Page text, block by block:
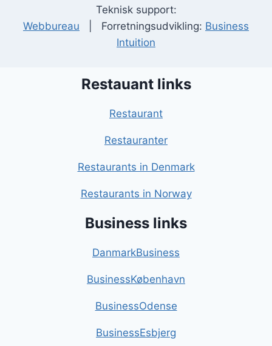
Teknisk support:
Webbureau | Forretningsudvikling: Business
Intuition
Restauant links
Restaurant
Restauranter
Restaurants in Denmark
Restaurants in Norway
Business links
DanmarkBusiness
BusinessKøbenhavn
BusinessOdense
BusinessEsbjerg